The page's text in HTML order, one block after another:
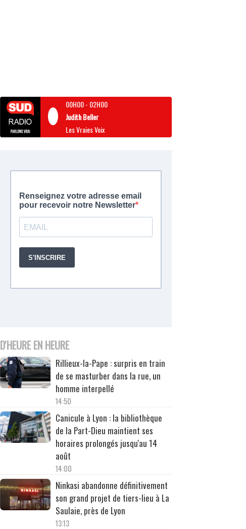
00H00- 02H00
Judith Beller
Les Vraies Voix
D'HEURE EN HEURE
Rillieux-la-Pape : surpris en train
de se masturber dans la rue, un
homme interpellé
14:50
Canicule à Lyon : la bibliothèque
de la Part-Dieu maintient ses
horaires prolongés jusqu'au 14
août
14:00
Ninkasi abandonne définitivement
son grand projet de tiers-lieu à La
Saulaie, près de Lyon
13:13